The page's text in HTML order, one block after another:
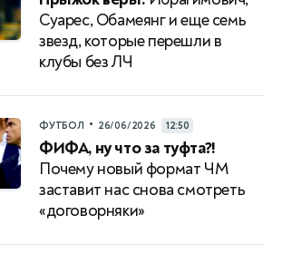
Суарес, Обамеянг и еще семь
звезд, которые перешли в
клубы без ЛЧ
ФУТБОЛ • 26/06/2026 12:50
ФИФА, ну что за туфта?!
Почему новый формат ЧМ
заставит нас снова смотреть
«договорняки»